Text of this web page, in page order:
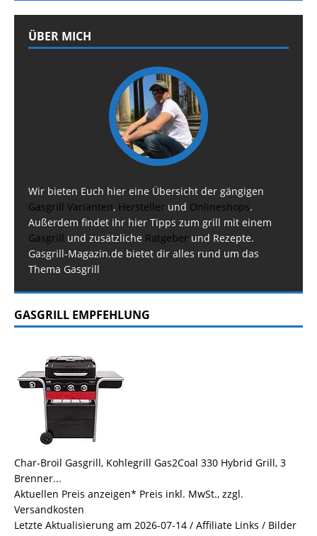
ÜBER MICH
Wir bieten Euch hier eine Übersicht der gängigen
Gasgrill Varianten, Hersteller und Onlineshops.
Außerdem findet ihr hier Tipps zum grill mit einem
Gasgrill und zusätzliche Ratgeber und Rezepte.
Gasgrill-Magazin.de bietet dir alles rund um das
Thema Gasgrill
GASGRILL EMPFEHLUNG
Char-Broil Gasgrill, Kohlegrill Gas2Coal 330 Hybrid Grill, 3
Brenner...
Aktuellen Preis anzeigen* Preis inkl. MwSt., zzgl.
Versandkosten
Letzte Aktualisierung am 2026-07-14 / Affiliate Links / Bilder